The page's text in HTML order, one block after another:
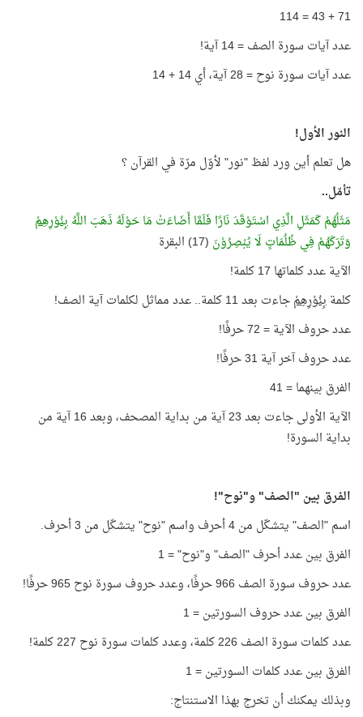
71 + 43 = 114
عدد آيات سورة الصف = 14 آية!
عدد آيات سورة نوح = 28 آية، أي 14 + 14
النور الأول!
هل تعلم أين ورد لفظ "نور" لأوّل مرّة في القرآن ؟
تأمّل..
مَثَلُهُمْ كَمَثَلِ الَّذِي اسْتَوْقَدَ نَارًا فَلَمَّا أَضَاءَتْ مَا حَوْلَهُ ذَهَبَ اللَّهُبِنُوْرِهِمْ
وَتَرَكَهُمْ فِي ظُلُمَاتٍ لَا يُبْصِرُوْنَ (17) البقرة
الآية عدد كلماتها 17 كلمة!
كلمةبِنُوْرِهِمْجاءت بعد 11 كلمة.. عدد مماثل لكلمات آية الصف!
عدد حروف الآية = 72 حرفًا!
عدد حروف آخر آية 31 حرفًا!
الفرق بينهما = 41
الآية الأولى جاءت بعد 23 آية من بداية المصحف، وبعد 16 آية من
بداية السورة!
الفرق بين "الصف" و"نوح"!
اسم "الصف" يتشكّل من 4 أحرف واسم "نوح" يتشكّل من 3 أحرف.
الفرق بين عدد أحرف "الصف" و"نوح" = 1
عدد حروف سورة الصف 966 حرفًا، وعدد حروف سورة نوح 965 حرفًا!
الفرق بين عدد حروف السورتين = 1
عدد كلمات سورة الصف 226 كلمة، وعدد كلمات سورة نوح 227 كلمة!
الفرق بين عدد كلمات السورتين = 1
وبذلك يمكنك أن تخرج بهذا الاستنتاج: